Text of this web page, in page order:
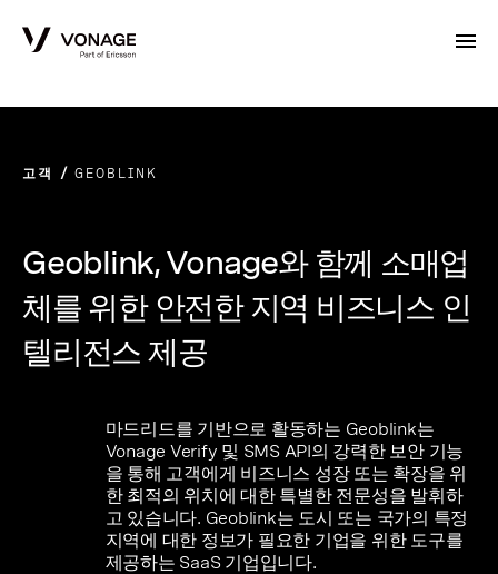
고객 GEOBLINK
Geoblink, Vonage와 함께 소매업
체를 위한 안전한 지역 비즈니스 인
텔리전스 제공
마드리드를 기반으로 활동하는 Geoblink는
Vonage Verify 및 SMS API의 강력한 보안 기능
을 통해 고객에게 비즈니스 성장 또는 확장을 위
한 최적의 위치에 대한 특별한 전문성을 발휘하
고 있습니다. Geoblink는 도시 또는 국가의 특정
지역에 대한 정보가 필요한 기업을 위한 도구를
제공하는 SaaS 기업입니다.